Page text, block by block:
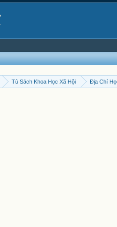
Tủ Sách Khoa Học Xã Hội Địa Chí